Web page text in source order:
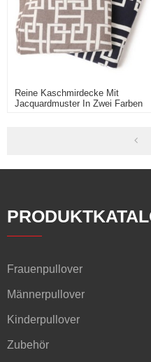
Reine Kaschmirdecke Mit
Jacquardmuster In Zwei Farben
Frauenpullover
Männerpullover
Kinderpullover
Zubehör